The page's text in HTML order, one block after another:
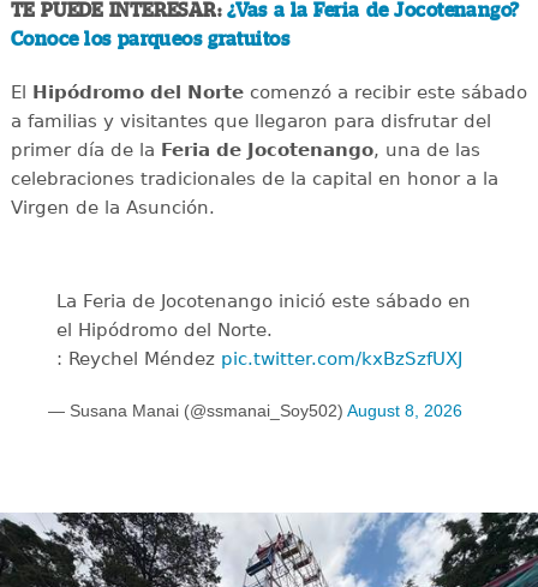
TE PUEDE INTERESAR:¿Vas a la Feria de Jocotenango?
Conoce los parqueos gratuitos
El Hipódromo del Nortecomenzó a recibir este sábado
a familias y visitantes que llegaron para disfrutar del
primer día de la Feria de Jocotenango, una de las
celebraciones tradicionales de la capital en honor a la
Virgen de la Asunción.
La Feria de Jocotenango inició este sábado en
el Hipódromo del Norte.
: Reychel Méndez pic.twitter.com/kxBzSzfUXJ
— Susana Manai (@ssmanai_Soy502) August 8, 2026